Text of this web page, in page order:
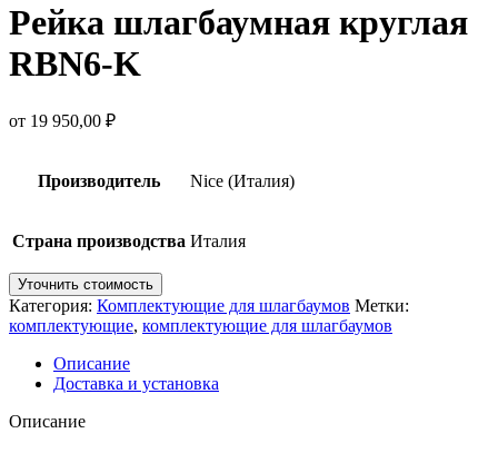
Рейка шлагбаумная круглая
RBN6-K
от 19 950,00 ₽
Производитель Nice (Италия)
Страна производства Италия
Уточнить стоимость
Категория: Комплектующие для шлагбаумов Метки:
комплектующие, комплектующие для шлагбаумов
Описание
Доставка и установка
Описание